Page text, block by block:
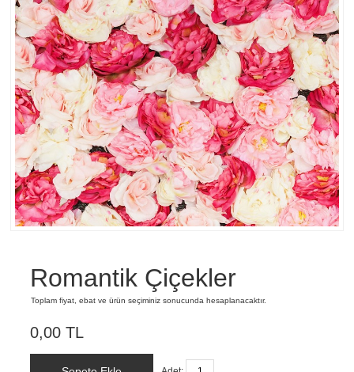
Romantik Çiçekler
Toplam fiyat, ebat ve ürün seçiminiz sonucunda hesaplanacaktır.
0,00 TL